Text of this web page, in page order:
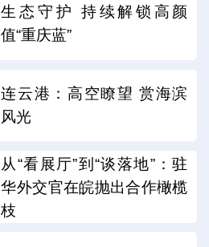
生态守护 持续解锁高颜
值“重庆蓝”
连云港：高空瞭望 赏海滨
风光
从“看展厅”到“谈落地”：驻
华外交官在皖抛出合作橄榄
枝